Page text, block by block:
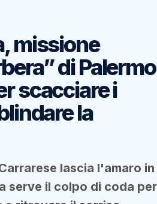
missione
di
scacciare i
la
lascia l'amaro in
serve il colpo di coda per